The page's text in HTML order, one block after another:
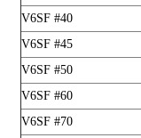
V6SF #40
V6SF #45
V6SF #50
V6SF #60
V6SF #70